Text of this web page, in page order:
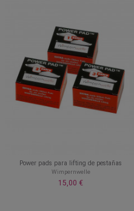
Power pads para lifting de pestañas
Wimpernwelle
15,00 €